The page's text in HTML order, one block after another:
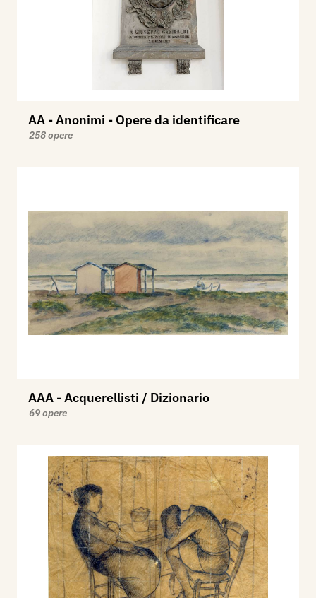
AA - Anonimi - Opere da identificare
258 opere
AAA - Acquerellisti / Dizionario
69 opere